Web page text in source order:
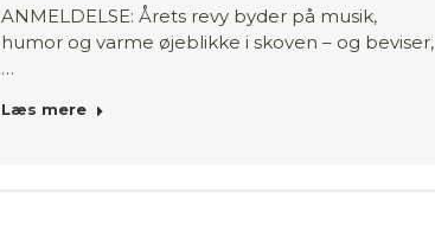
ANMELDELSE: Årets revy byder på musik,
humor og varme øjeblikke i skoven – og beviser,
…
Læs mere